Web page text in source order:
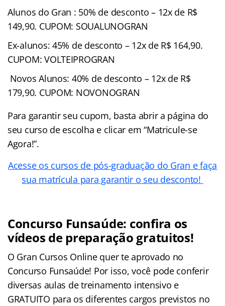
Alunos do Gran : 50% de desconto – 12x de R$
149,90. CUPOM: SOUALUNOGRAN
Ex-alunos: 45% de desconto – 12x de R$ 164,90.
CUPOM: VOLTEIPROGRAN
Novos Alunos: 40% de desconto – 12x de R$
179,90. CUPOM: NOVONOGRAN
Para garantir seu cupom, basta abrir a página do
seu curso de escolha e clicar em “Matricule-se
Agora!”.
Acesse os cursos de pós-graduação do Gran e faça
sua matrícula para garantir o seu desconto!
Concurso Funsaúde: confira os
vídeos de preparação gratuitos!
O Gran Cursos Online quer te aprovado no
Concurso Funsaúde! Por isso, você pode conferir
diversas aulas de treinamento intensivo e
GRATUITO para os diferentes cargos previstos no